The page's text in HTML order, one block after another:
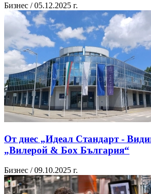
Бизнес / 05.12.2025 г.
От днес „Идеал Стандарт -
„Вилерой & Бох България“
Бизнес / 09.10.2025 г.